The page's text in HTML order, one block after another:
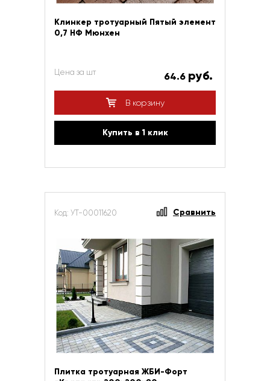
Клинкер тротуарный Пятый элемент
0,7 НФ Мюнхен
Цена за шт 64.6 руб.
В корзину
Купить в 1 клик
Код: УТ-00011620 Сравнить
Плитка тротуарная ЖБИ-Форт